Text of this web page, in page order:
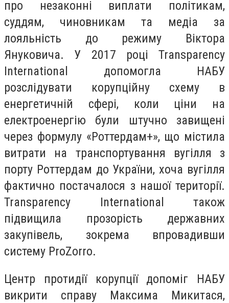
про незаконні виплати політикам,
суддям, чиновникам та медіа за
лояльність до режиму Віктора
Януковича. У 2017 році Transparency
International допомогла НАБУ
розслідувати корупційну схему в
енергетичній сфері, коли ціни на
електроенергію були штучно завищені
через формулу «Роттердам+», що містила
витрати на транспортування вугілля з
порту Роттердам до України, хоча вугілля
фактично постачалося з нашої території.
Transparency International також
підвищила прозорість державних
закупівель, зокрема впровадивши
систему ProZorro.
Центр протидії корупції допоміг НАБУ
викрити справу Максима Микитася,